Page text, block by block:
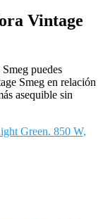
Vintage
puedes
Smeg en relación
asequible sin
Green. 850 W,